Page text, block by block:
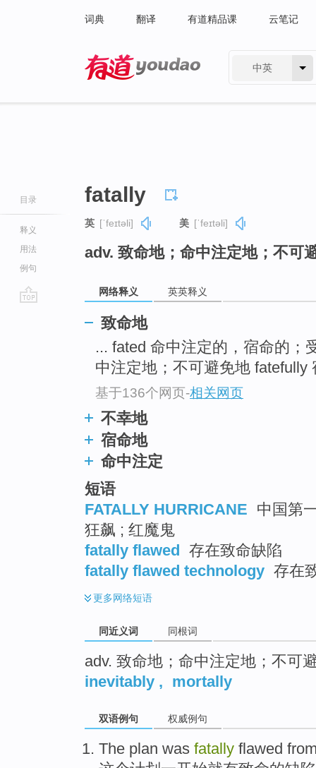
词典 翻译 有道精品课 云笔记
中英
目录
释义
用法
例句
fatally
英 [ˈfeɪtəli] 美 [ˈfeɪtəli]
adv. 致命地；命中注定地；不可
网络释义 英英释义
致命地
... fated 命中注定的，宿命的；
中注定地；不可避免地 fatefully
基于136个网页-相关网页
不幸地
宿命地
命中注定
短语
FATALLY HURRICANE 中国第
狂飙 ; 红魔鬼
fatally flawed 存在致命缺陷
fatally flawed technology 存在
更多网络短语
同近义词 同根词
adv. 致命地；命中注定地；不可
inevitably , mortally
双语例句 权威例句
The plan was fatally flawed